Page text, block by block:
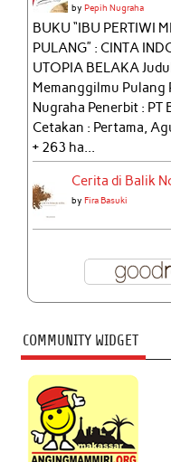
byPepih Nugraha
BUKU “IBU PERTIWI
PULANG” : CINTA
UTOPIA BELAKA
Memanggilmu Pulang
Nugraha Penerbit : PT
Cetakan : Pertama,
+ 263 ha...
Cerita di Balik
byFira Basuki
COMMUNITY WIDGET